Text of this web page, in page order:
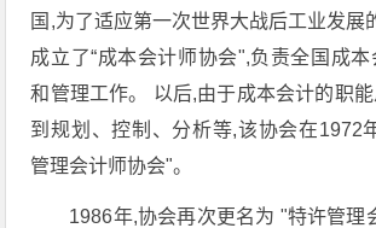
国,为了适应第一次世界大战后工业发展
成立了“成本会计师协会",负责全国成
和管理工作。 以后,由于成本会计的职
到规划、控制、分析等,该协会在1972
管理会计师协会"。
1986年,协会再次更名为 "特许管理